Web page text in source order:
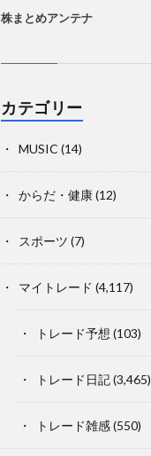
株まとめアンテナ
カテゴリー
MUSIC (14)
からだ・健康(12)
スポーツ (7)
マイトレード (4,117)
トレード予想 (103)
トレード日記(3,465)
トレード雑感(550)